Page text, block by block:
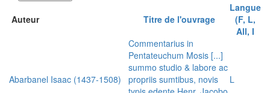
Auteur Titre de l'ouvrage
Langue
(F, L,
All, I
Abarbanel Isaac (1437-1508)
Commentarius in
Pentateuchum Mosis [...]
summo studio & labore ac
propriis sumtibus, novis
L